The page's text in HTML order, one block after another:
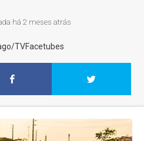
há 2 meses atrás
TVFacetubes